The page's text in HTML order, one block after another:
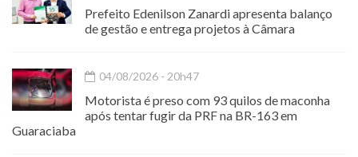
Prefeito Edenilson Zanardi apresenta balanço
de gestão e entrega projetos à Câmara
04/08/2026 - 20h47
Motorista é preso com 93 quilos de maconha
após tentar fugir da PRF na BR-163 em
Guaraciaba